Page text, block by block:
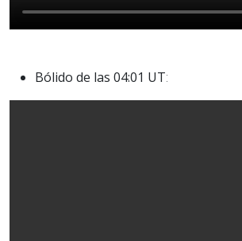
Bólido de las 04:01 UT: